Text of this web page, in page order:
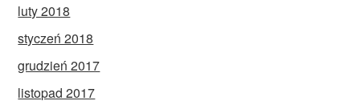
luty 2018
styczeń 2018
grudzień 2017
listopad 2017